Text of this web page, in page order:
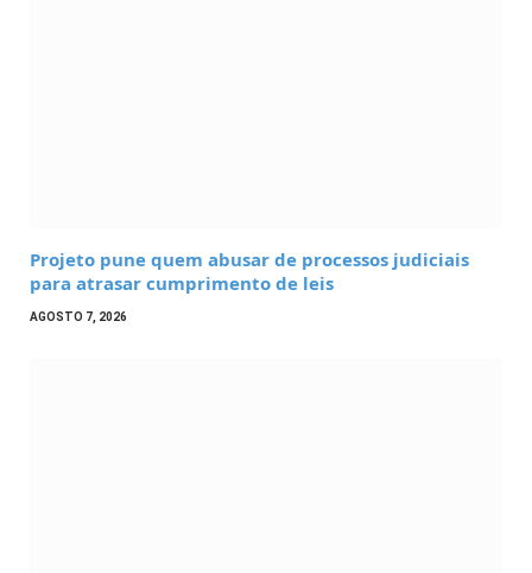
Projeto pune quem abusar de processos judiciais
para atrasar cumprimento de leis
AGOSTO 7, 2026